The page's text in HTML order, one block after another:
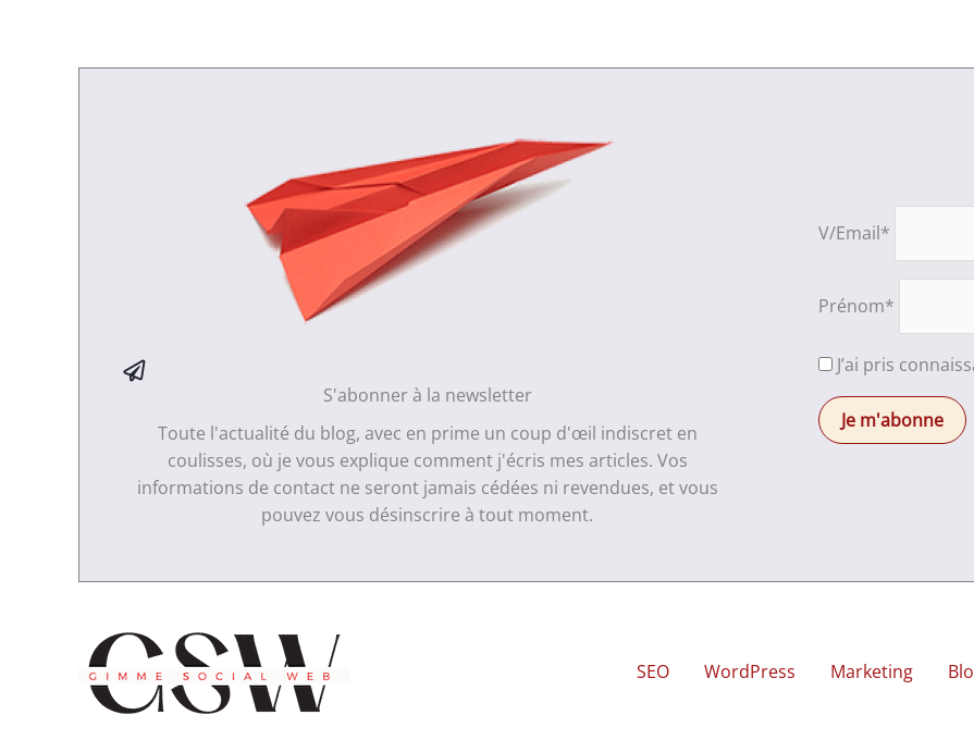
S'abonner à la newsletter
Toute l'actualité du blog, avec en prime un coup d'œil indiscret en
coulisses, où je vous explique comment j'écris mes articles. Vos
informations de contact ne seront jamais cédées ni revendues, et vous
pouvez vous désinscrire à tout moment.
V/Email*
Prénom*
J’ai pris
SEO WordPress Marketing